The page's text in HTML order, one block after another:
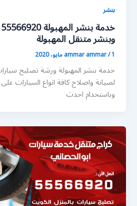
بنشر
وبنشر متنقل المهبولة
ammar ammar/1 مايو، 2020
خدمة بنشر المهبولة ورشة تصليح
لصيانة واصلاح كافة انواع السيارات
وباستخدام احدث